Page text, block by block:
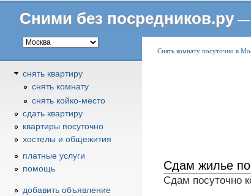
Сними без посредников.ру —
В
Снять комнату посуточно в
Сдам жилье
Сдам посуточно
снять квартиру
снять комнату
снять койко-место
cдать квартиру
квартиры посуточно
хостелы и общежития
платные услуги
помощь
добавить объявление